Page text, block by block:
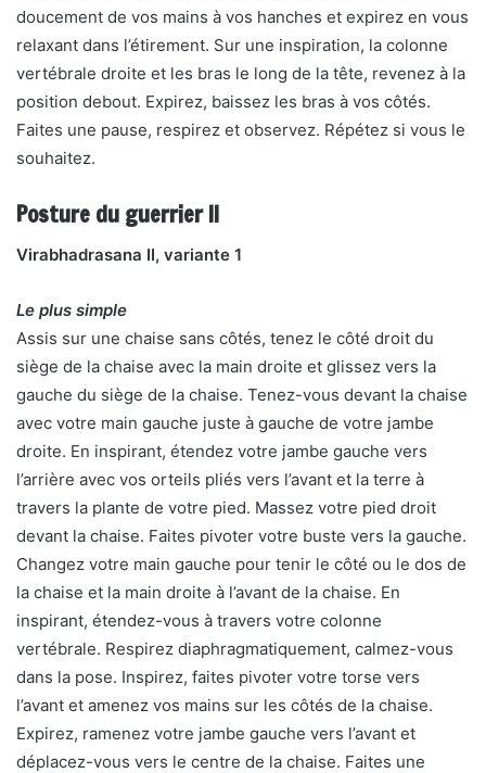
doucement de vos mains à vos hanches et expirez en vous
relaxant dans l’étirement. Sur une inspiration, la colonne
vertébrale droite et les bras le long de la tête, revenez à la
position debout. Expirez, baissez les bras à vos côtés.
Faites une pause, respirez et observez. Répétez si vous le
souhaitez.
Posture du guerrier II
Virabhadrasana II, variante 1
Le plus simple
Assis sur une chaise sans côtés, tenez le côté droit du
siège de la chaise avec la main droite et glissez vers la
gauche du siège de la chaise. Tenez-vous devant la chaise
avec votre main gauche juste à gauche de votre jambe
droite. En inspirant, étendez votre jambe gauche vers
l’arrière avec vos orteils pliés vers l’avant et la terre à
travers la plante de votre pied. Massez votre pied droit
devant la chaise. Faites pivoter votre buste vers la gauche.
Changez votre main gauche pour tenir le côté ou le dos de
la chaise et la main droite à l’avant de la chaise. En
inspirant, étendez-vous à travers votre colonne
vertébrale. Respirez diaphragmatiquement, calmez-vous
dans la pose. Inspirez, faites pivoter votre torse vers
l’avant et amenez vos mains sur les côtés de la chaise.
Expirez, ramenez votre jambe gauche vers l’avant et
déplacez-vous vers le centre de la chaise. Faites une